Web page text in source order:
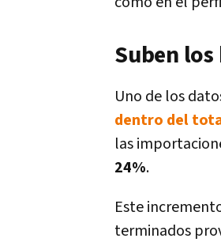
Suben
Uno de los
dentro del
las
24%.
Este
terminados